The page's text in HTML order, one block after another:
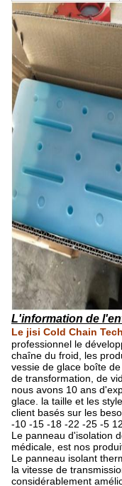
L'information de
Le jisi Cold Chain
professionnel le
chaîne du froid, les
vessie de glace boîte
de transformation, de
nous avons 10 ans
glace. la taille et les
client basés sur les
-10 -15 -18 -22 -25 -5
Le panneau d'isolation
médicale, est nos
Le panneau isolant
la vitesse de
considérablement